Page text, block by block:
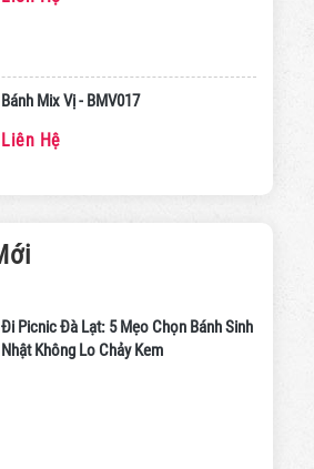
Bánh Mix Vị - BMV017
Liên Hệ
Đi Picnic Đà Lạt: 5 Mẹo Chọn Bánh Sinh
Nhật Không Lo Chảy Kem